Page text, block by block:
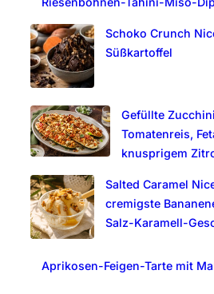
Schoko Crunch
Süßkartoffel
Gefüllte
Tomatenreis,
knusprigem
Salted Caramel
cremigste
Salz-Karamell-
Aprikosen-Feigen-Tarte mit